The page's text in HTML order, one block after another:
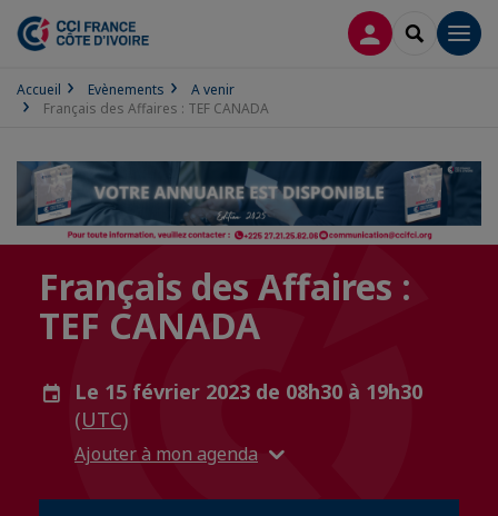
CONNEXION
Accueil Evènements
A venir
Français des Affaires : TEF CANADA
Français des Affaires :
TEF CANADA
Le 15 février 2023 de 08h30 à 19h30
(UTC)
Ajouter à mon agenda